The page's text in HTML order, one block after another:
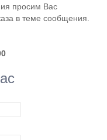
просим Вас
в теме сообщения.